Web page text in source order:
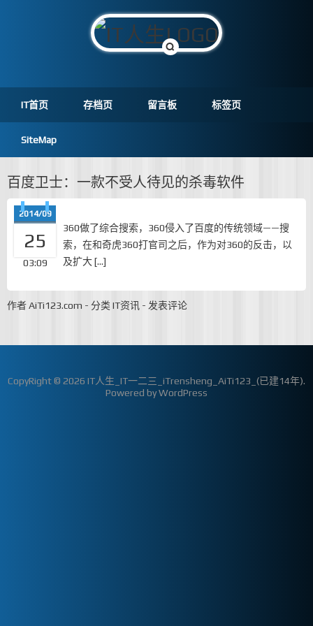
IT首页 存档页 留言板 标签页
SiteMap
百度卫士：一款不受人待见的杀毒软件
2014/09
25
03:09
360做了综合搜索，360侵入了百度的传统领域——搜
索，在和奇虎360打官司之后，作为对360的反击，以
及扩大 […]
作者AiTi123.com - 分类 IT资讯 - 发表评论
CopyRight © 2026 IT人生_IT一二三_iTrensheng_AiTi123_(已建14年).
Powered byWordPress